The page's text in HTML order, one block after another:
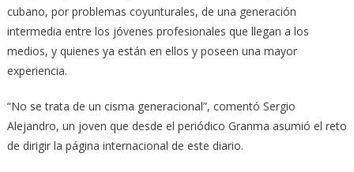
cubano, por problemas coyunturales, de una generación
intermedia entre los jóvenes profesionales que llegan a los
medios, y quienes ya están en ellos y poseen una mayor
experiencia.
“No se trata de un cisma generacional”, comentó Sergio
Alejandro, un joven que desde el periódico Granma asumió el reto
de dirigir la página internacional de este diario.